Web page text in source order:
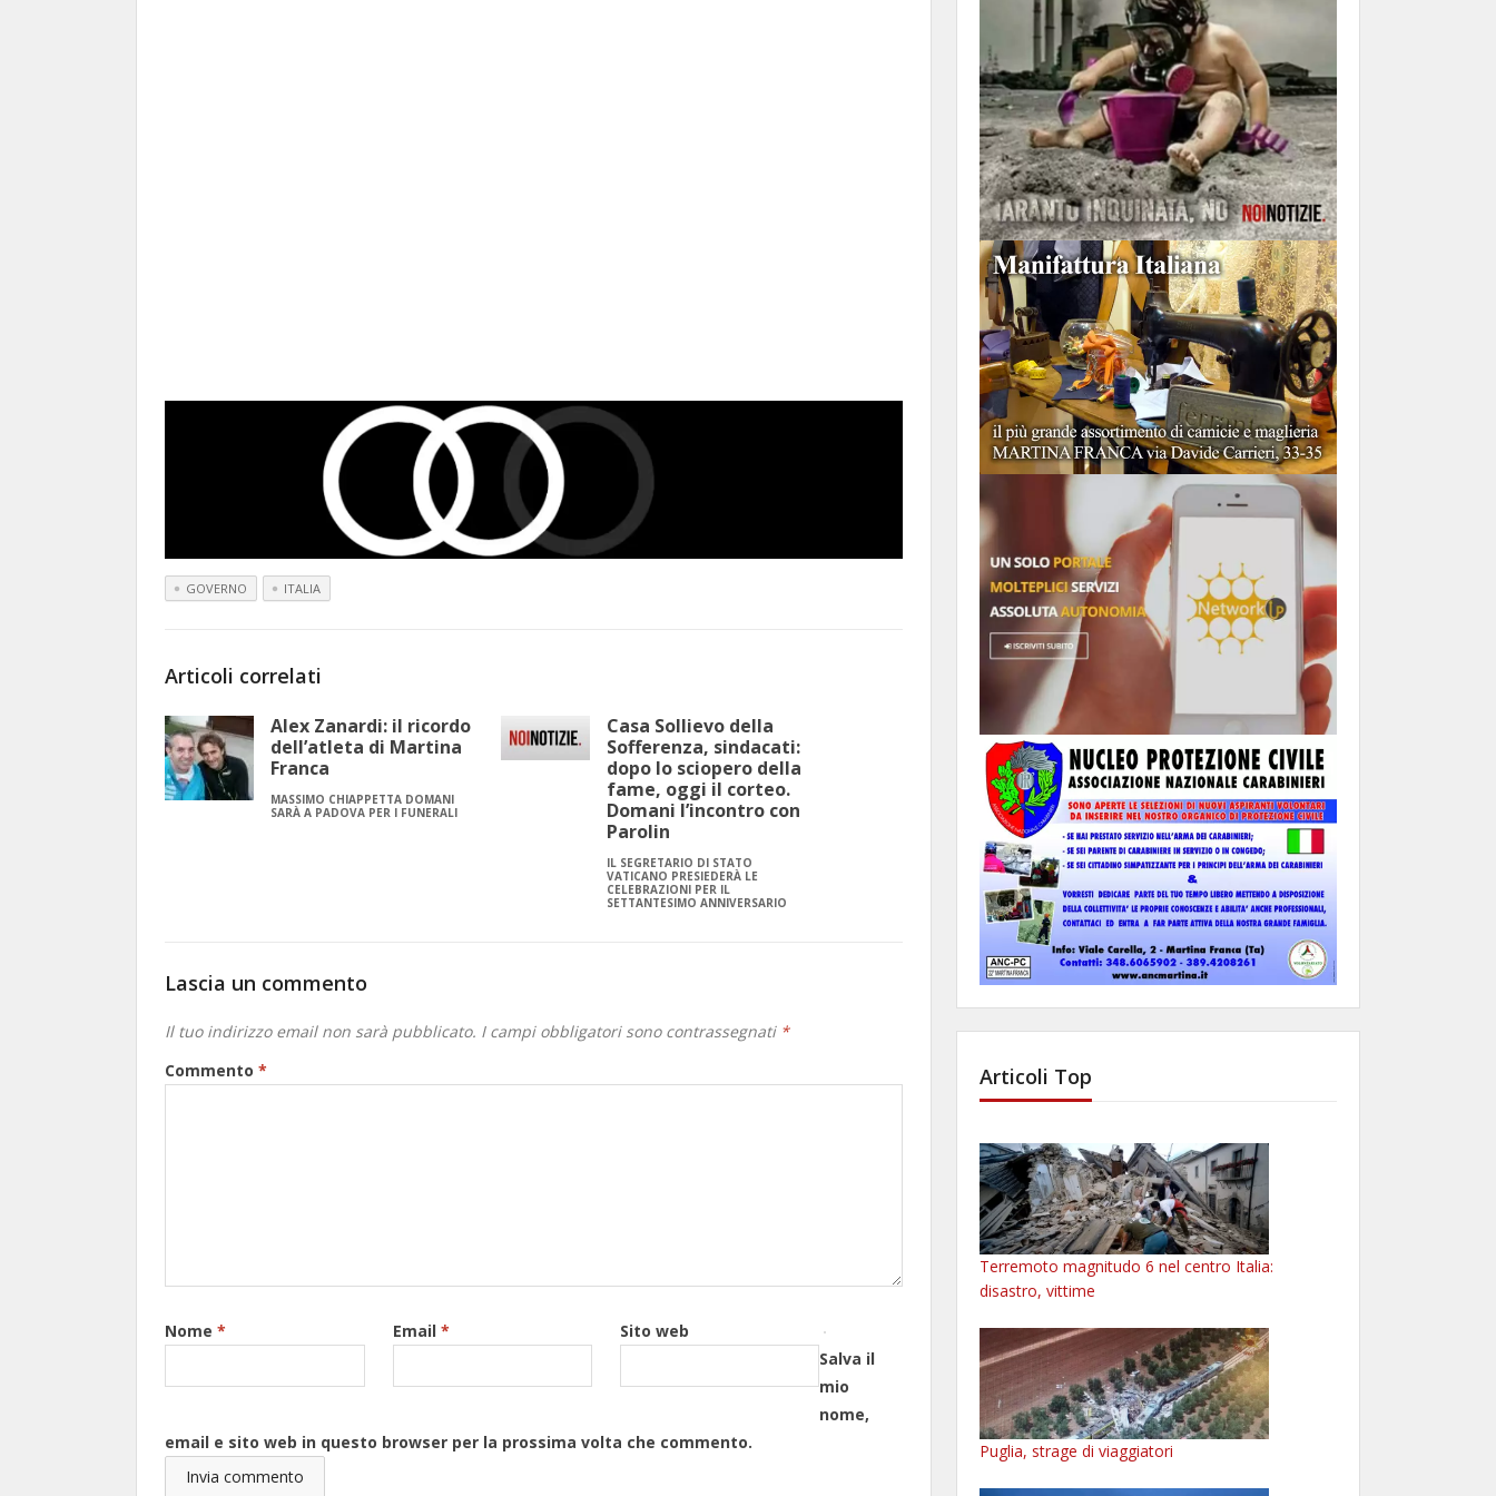
GOVERNO ITALIA
Articoli correlati
Alex Zanardi: il ricordo
dell’atleta di Martina
Franca
MASSIMO CHIAPPETTA DOMANI
SARÀ A PADOVA PER I FUNERALI
Casa Sollievo della
Sofferenza, sindacati:
dopo lo sciopero della
fame, oggi il corteo.
Domani l’incontro con
Parolin
IL SEGRETARIO DI STATO
VATICANO PRESIEDERÀ LE
CELEBRAZIONI PER IL
SETTANTESIMO ANNIVERSARIO
Lascia un commento
Il tuo indirizzo email non sarà pubblicato. I campi obbligatori sono contrassegnati *
Commento *
Nome * Email *
Sito web
Salva il
mio
nome,
email e sito web in questo browser per la prossima volta che commento.
Articoli Top
Terremoto magnitudo 6 nel centro Italia:
disastro, vittime
Puglia, strage di viaggiatori